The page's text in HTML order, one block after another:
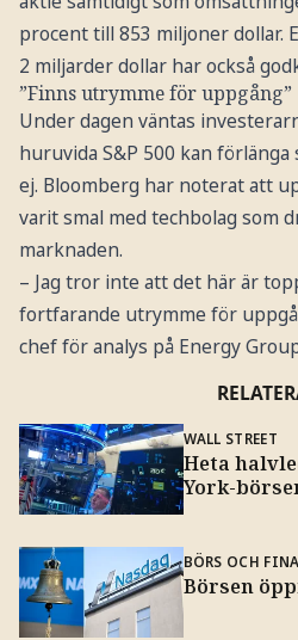
procent till 853 miljoner dollar.
2 miljarder dollar har också
”Finns utrymme för uppgång”
Under dagen väntas
huruvida S&P 500 kan
ej. Bloomberg har noterat att
varit smal med techbolag som
marknaden.
– Jag tror inte att det här är
fortfarande utrymme för
chef för analys på Energy
WALL STREET
Heta
York-
BÖRS OCH
Börsen